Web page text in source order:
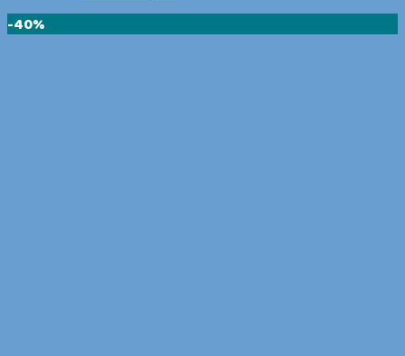
-40%